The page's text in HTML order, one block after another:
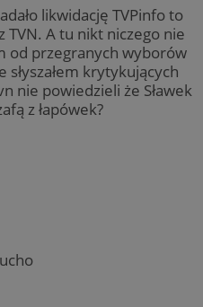
likwidację TVPinfo to
TVN. A tu nikt niczego nie
od przegranych wyborów
krytykujących
nie powiedzieli że Sławek
z łapówek?